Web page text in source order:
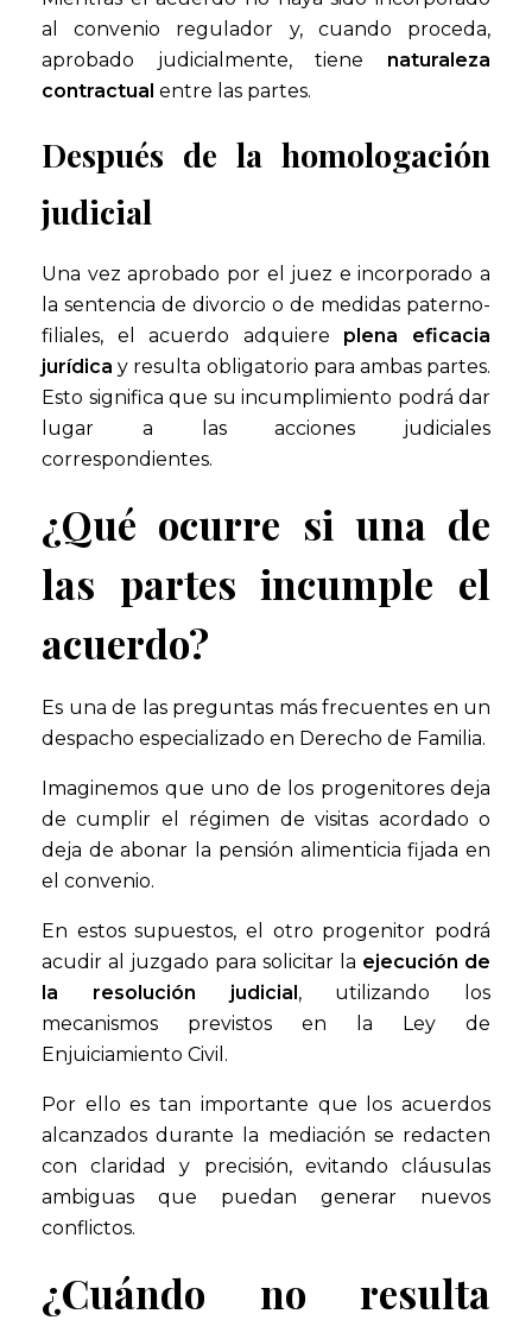
al convenio regulador y, cuando proceda,
aprobado judicialmente, tiene naturaleza
contractual entre las partes.
Después de la homologación
judicial
Una vez aprobado por el juez e incorporado a
la sentencia de divorcio o de medidas paterno-
filiales, el acuerdo adquiere plena eficacia
jurídica y resulta obligatorio para ambas partes.
Esto significa que su incumplimiento podrá dar
lugar a las acciones judiciales
correspondientes.
¿Qué ocurre si una de
las partes incumple el
acuerdo?
Es una de las preguntas más frecuentes en un
despacho especializado en Derecho de Familia.
Imaginemos que uno de los progenitores deja
de cumplir el régimen de visitas acordado o
deja de abonar la pensión alimenticia fijada en
el convenio.
En estos supuestos, el otro progenitor podrá
acudir al juzgado para solicitar la ejecución de
la resolución judicial, utilizando los
mecanismos previstos en la Ley de
Enjuiciamiento Civil.
Por ello es tan importante que los acuerdos
alcanzados durante la mediación se redacten
con claridad y precisión, evitando cláusulas
ambiguas que puedan generar nuevos
conflictos.
¿Cuándo no resulta